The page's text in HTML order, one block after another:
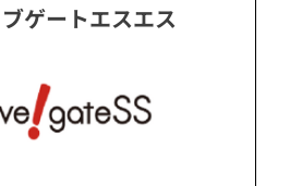
ゲートエスエス